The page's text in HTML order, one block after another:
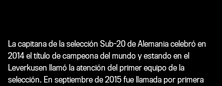
La capitana de la selección Sub-20 de Alemania celebró en
2014 el título de campeona del mundo y estando en el
Leverkusen llamó la atención del primer equipo de la
selección. En septiembre de 2015 fue llamada por primera